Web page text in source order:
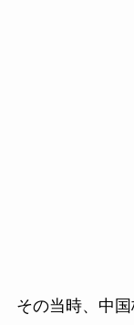
その当時、中